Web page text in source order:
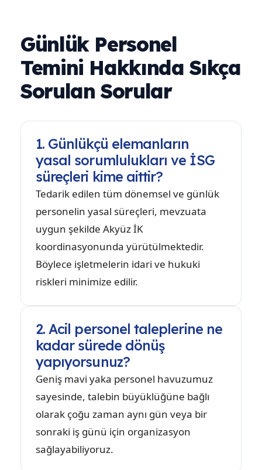
Günlük Personel
Temini Hakkında Sıkça
Sorulan Sorular
1. Günlükçü elemanların
yasal sorumlulukları ve İSG
süreçleri kime aittir?
Tedarik edilen tüm dönemsel ve günlük
personelin yasal süreçleri, mevzuata
uygun şekilde Akyüz İK
koordinasyonunda yürütülmektedir.
Böylece işletmelerin idari ve hukuki
riskleri minimize edilir.
2. Acil personel taleplerine ne
kadar sürede dönüş
yapıyorsunuz?
Geniş mavi yaka personel havuzumuz
sayesinde, talebin büyüklüğüne bağlı
olarak çoğu zaman aynı gün veya bir
sonraki iş günü için organizasyon
sağlayabiliyoruz.